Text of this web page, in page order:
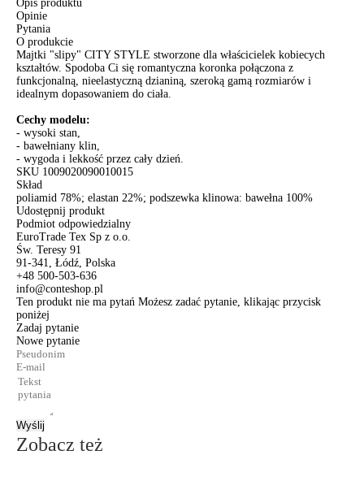
Opis produktu
Opinie
Pytania
O produkcie
Majtki "slipy" CITY STYLE stworzone dla właścicielek kobiecych
kształtów. Spodoba Ci się romantyczna koronka połączona z
funkcjonalną, nieelastyczną dzianiną, szeroką gamą rozmiarów i
idealnym dopasowaniem do ciała.
Cechy modelu:
- wysoki stan,
- bawełniany klin,
- wygoda i lekkość przez cały dzień.
SKU 1009020090010015
Skład
poliamid 78%; elastan 22%; podszewka klinowa: bawełna 100%
Udostępnij produkt
Podmiot odpowiedzialny
EuroTrade Tex Sp z o.o.
Św. Teresy 91
91-341, Łódź, Polska
+48 500-503-636
info@conteshop.pl
Ten produkt nie ma pytań Możesz zadać pytanie, klikając przycisk
poniżej
Zadaj pytanie
Nowe pytanie
Wyślij
Zobacz też